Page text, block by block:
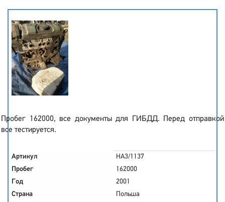
Пробег 162000, все документы для ГИБДД. Перед отправкой
все тестируется.
Артикул
HA3/1137
Пробег
162000
Год
2001
Страна
Польша